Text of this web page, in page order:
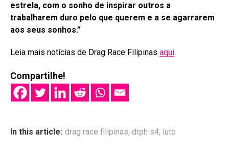
estrela, com o sonho de inspirar outros a
trabalharem duro pelo que querem e a se agarrarem
aos seus sonhos.”
Leia mais notícias de Drag Race Filipinas aqui.
Compartilhe!
In this article: drag race filipinas, drph s4, luto